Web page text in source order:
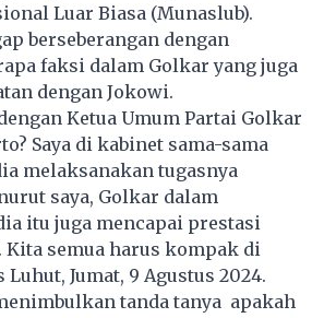
Luar Biasa (Munaslub).
berseberangan dengan
faksi dalam Golkar yang juga
dengan Jokowi.
Ketua Umum Partai Golkar
Saya di kabinet sama-sama
melaksanakan tugasnya
saya, Golkar dalam
itu juga mencapai prestasi
Kita semua harus kompak di
Jumat, 9 Agustus 2024.
tanda tanya apakah